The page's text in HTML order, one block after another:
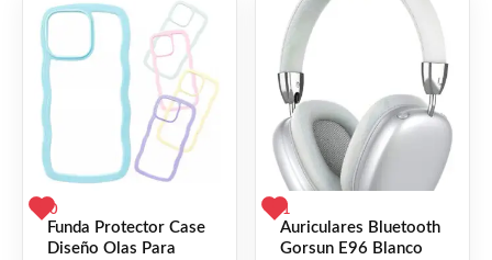
0
Funda Protector Case
Diseño Olas Para
1
Auriculares Bluetooth
Gorsun E96 Blanco